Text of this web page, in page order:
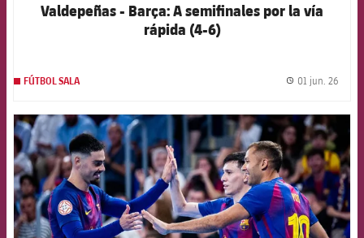
Valdepeñas - Barça: A semifinales por la vía
rápida (4-6)
FÚTBOL SALA 01 jun. 26
FCB Barcelona badge